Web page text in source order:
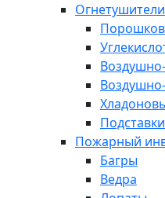
Огнетушители
Пожарный
Багры
Ведра